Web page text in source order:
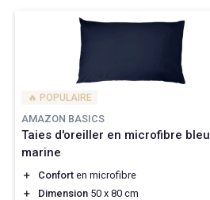
🔥 POPULAIRE
AMAZON BASICS
Taies d'oreiller en microfibre bleu
marine
＋ Confort en microfibre
＋
Dimension 50 x 80 cm